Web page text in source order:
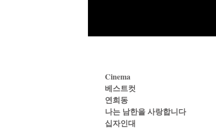
Cinema
베스트컷
연희동
나는 남한을 사랑합니다
​십자인대